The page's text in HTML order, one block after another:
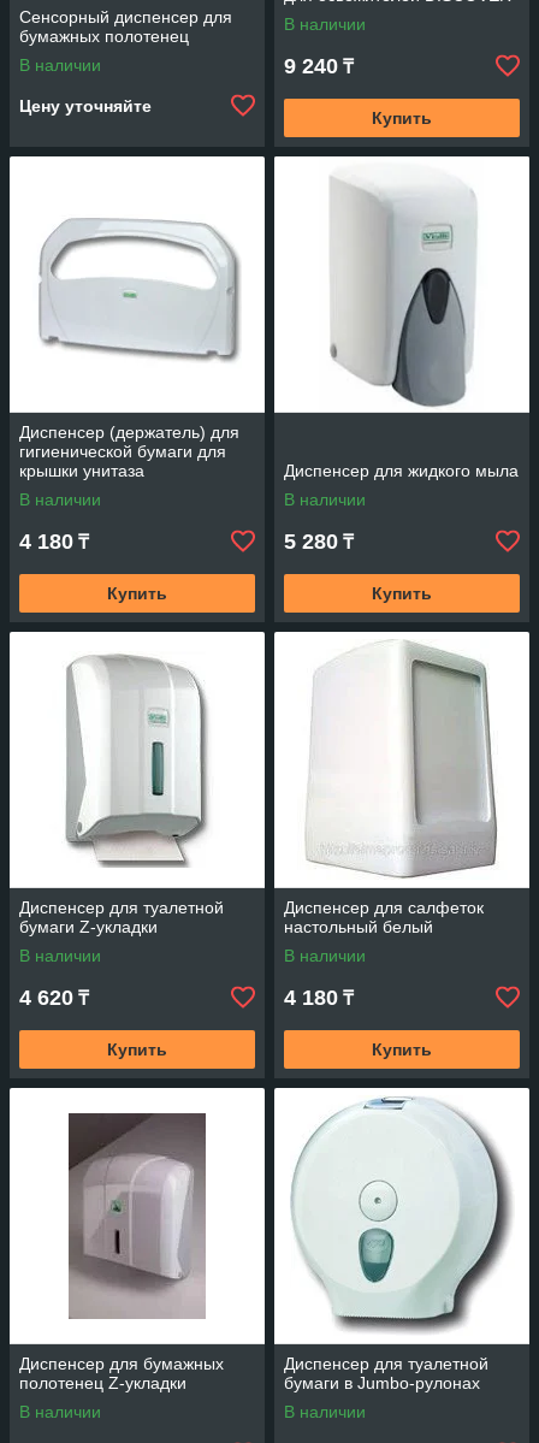
Сенсорный диспенсер для
бумажных полотенец
В наличии
Цену уточняйте
В наличии
9 240 ₸
Купить
Диспенсер (держатель) для
гигиенической бумаги для
крышки унитаза
В наличии
4 180 ₸
Купить
Диспенсер для жидкого мыла
В наличии
5 280 ₸
Купить
Диспенсер для туалетной
бумаги Z-укладки
В наличии
4 620 ₸
Купить
Диcпенсер для салфеток
настольный белый
В наличии
4 180 ₸
Купить
Диспенсер для бумажных
полотенец Z-укладки
В наличии
Диспенсер для туалетной
бумаги в Jumbo-рулонах
В наличии